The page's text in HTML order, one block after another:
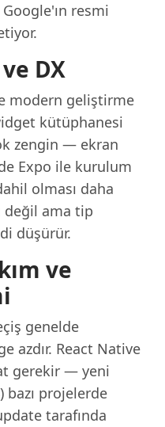
resmi
DX
modern geliştirme
kütüphanesi
zengin — ekran
Expo ile kurulum
olması daha
değil ama tip
düşürür.
ve
genelde
azdır. React Native
gerekir — yeni
bazı projelerde
tarafında